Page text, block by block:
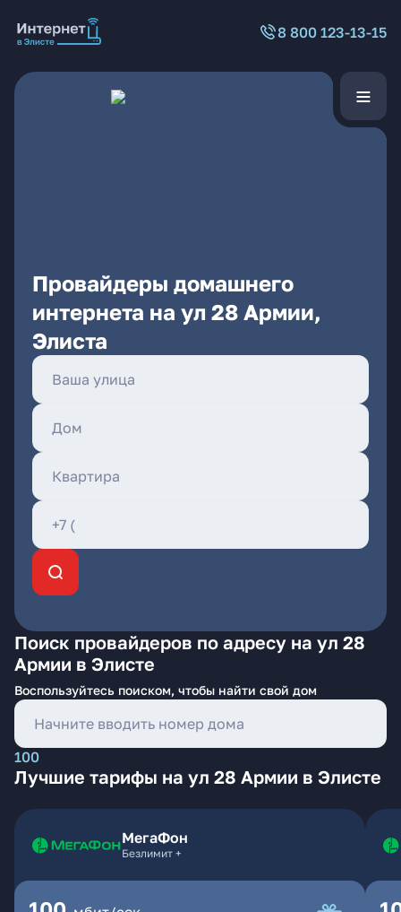
8 800 123-13-15
Провайдеры домашнего
интернета на ул 28 Армии,
Элиста
Поиск провайдеров по адресу на ул 28
Армии в Элисте
Воспользуйтесь поиском, чтобы найти свой дом
100
Лучшие тарифы на ул 28 Армии в Элисте
МегаФон
Безлимит +